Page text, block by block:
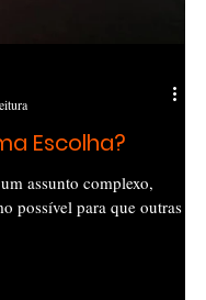
Escolha?
assunto complexo,
possível para que outras